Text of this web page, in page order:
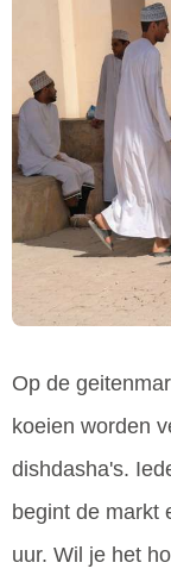
Op de
koeien worden
dishdasha's.
begint de markt
uur. Wil je het